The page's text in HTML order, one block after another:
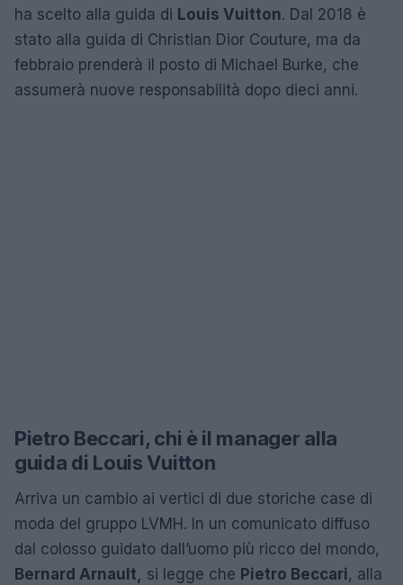
ha scelto alla guida di Louis Vuitton. Dal 2018 è
stato alla guida di Christian Dior Couture, ma da
febbraio prenderà il posto di Michael Burke, che
assumerà nuove responsabilità dopo dieci anni.
Pietro Beccari, chi è il manager alla
guida di Louis Vuitton
Arriva un cambio ai vertici di due storiche case di
moda del gruppo LVMH. In un comunicato diffuso
dal colosso guidato dall’uomo più ricco del mondo,
Bernard Arnault, si legge che Pietro Beccari, alla